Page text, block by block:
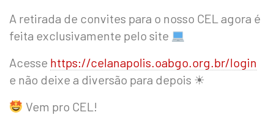
A retirada de convites para o nosso CEL agora é
feita exclusivamente pelo site
Acesse https://celanapolis.oabgo.org.br/login
e não deixe a diversão para depois ☀
Vem pro CEL!